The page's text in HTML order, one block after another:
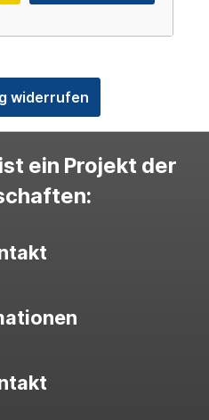
widerrufen
ein Projekt der